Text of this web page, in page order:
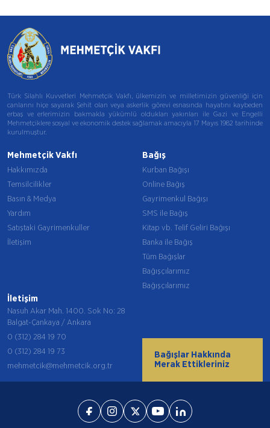
Türk Silahlı Kuvvetleri Mehmetçik Vakfı, ülkemizin ve milletimizin güvenliği için
canlarını hiçe sayarak Şehit olan veya askerlik görevi esnasında hayatını kaybeden
erbaş ve erlerimizin bakmakla yükümlü oldukları yakınları ile Gazi ve Engelli
Mehmetçiklere sosyal ve ekonomik destek sağlamak amacıyla 17 Mayıs 1982 tarihinde
kurulmuştur.
Mehmetçik Vakfı
Hakkımızda
Temsilcilikler
Basın & Medya
Yardım
Satıştaki Gayrimenkuller
İletişim
Bağış
Kurban Bağışı
Online Bağış
Gayrimenkul Bağışı
SMS ile Bağış
Kitap vb. Telif Geliri Bağışı
Banka ile Bağış
Tüm Bağışlar
Bağışçılarımız
Bağışçılarımız
İletişim
Nasuh Akar Mah. 1400. Sok No: 28
Balgat-Çankaya / Ankara
0 (312) 284 19 70
0 (312) 284 19 73
mehmetcik@mehmetcik.org.tr
Bağışlar Hakkında
Merak Ettikleriniz